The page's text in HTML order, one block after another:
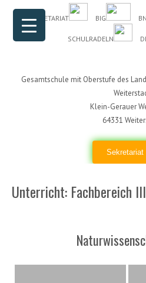
DAS SEKRETARIAT
BIG
SCHULRADELN
Gesamtschule mit Oberstufe des
Klein-Gerauer
64331
Sekretariat
Unterricht: Fachbereich III